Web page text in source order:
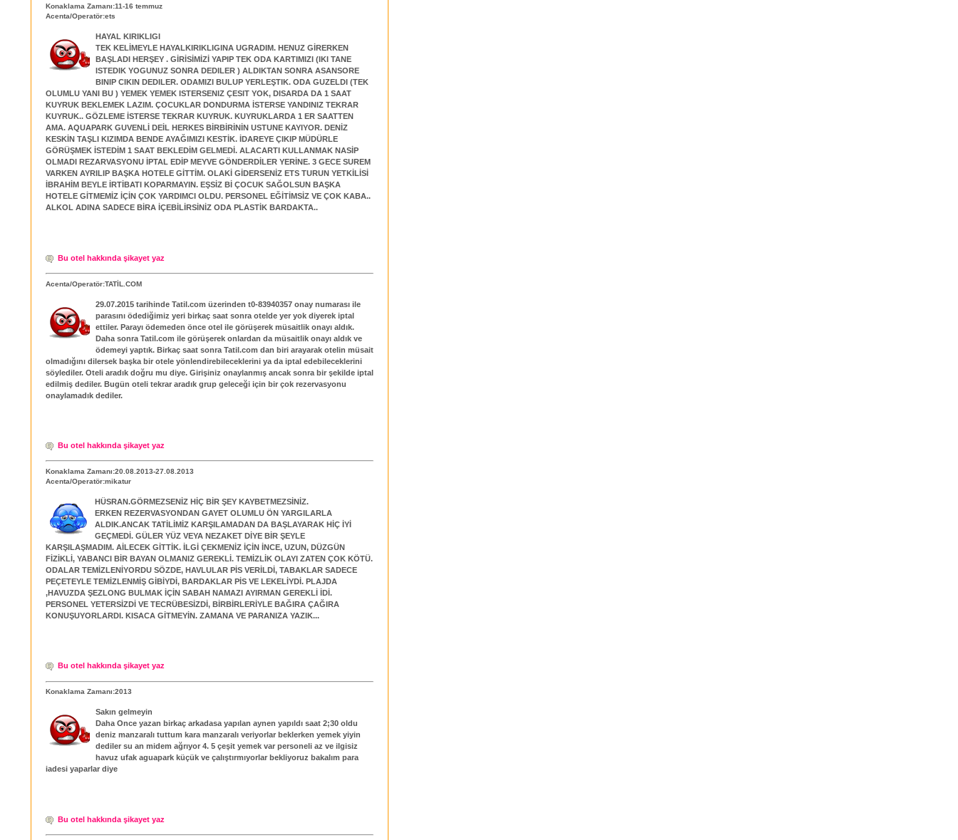
Konaklama Zamanı:11-16 temmuz
Acenta/Operatör:ets
HAYAL KIRIKLIGI
TEK KELİMEYLE HAYALKIRIKLIGINA UGRADIM. HENUZ GİRERKEN
BAŞLADI HERŞEY . GİRİSİMİZİ YAPIP TEK ODA KARTIMIZI (IKI TANE
ISTEDIK YOGUNUZ SONRA DEDILER ) ALDIKTAN SONRA ASANSORE
BINIP CIKIN DEDILER. ODAMIZI BULUP YERLEŞTIK. ODA GUZELDI (TEK
OLUMLU YANI BU ) YEMEK YEMEK ISTERSENIZ ÇESIT YOK, DISARDA DA 1 SAAT
KUYRUK BEKLEMEK LAZIM. ÇOCUKLAR DONDURMA İSTERSE YANDINIZ TEKRAR
KUYRUK.. GÖZLEME İSTERSE TEKRAR KUYRUK. KUYRUKLARDA 1 ER SAATTEN
AMA. AQUAPARK GUVENLİ DEİL HERKES BİRBİRİNİN USTUNE KAYIYOR. DENİZ
KESKİN TAŞLI KIZIMDA BENDE AYAĞIMIZI KESTİK. İDAREYE ÇIKIP MÜDÜRLE
GÖRÜŞMEK İSTEDİM 1 SAAT BEKLEDİM GELMEDİ. ALACARTI KULLANMAK NASİP
OLMADI REZARVASYONU İPTAL EDİP MEYVE GÖNDERDİLER YERİNE. 3 GECE SUREM
VARKEN AYRILIP BAŞKA HOTELE GİTTİM. OLAKİ GİDERSENİZ ETS TURUN YETKİLİSİ
İBRAHİM BEYLE İRTİBATI KOPARMAYIN. EŞSİZ Bİ ÇOCUK SAĞOLSUN BAŞKA
HOTELE GİTMEMİZ İÇİN ÇOK YARDIMCI OLDU. PERSONEL EĞİTİMSİZ VE ÇOK KABA..
ALKOL ADINA SADECE BİRA İÇEBİLİRSİNİZ ODA PLASTİK BARDAKTA..
Bu otel hakkında şikayet yaz
Acenta/Operatör:TATİL.COM
29.07.2015 tarihinde Tatil.com üzerinden t0-83940357 onay numarası ile
parasını ödediğimiz yeri birkaç saat sonra otelde yer yok diyerek iptal
ettiler. Parayı ödemeden önce otel ile görüşerek müsaitlik onayı aldık.
Daha sonra Tatil.com ile görüşerek onlardan da müsaitlik onayı aldık ve
ödemeyi yaptık. Birkaç saat sonra Tatil.com dan biri arayarak otelin müsait
olmadığını dilersek başka bir otele yönlendirebileceklerini ya da iptal edebileceklerini
söylediler. Oteli aradık doğru mu diye. Girişiniz onaylanmış ancak sonra bir şekilde iptal
edilmiş dediler. Bugün oteli tekrar aradık grup geleceği için bir çok rezervasyonu
onaylamadık dediler.
Bu otel hakkında şikayet yaz
Konaklama Zamanı:20.08.2013-27.08.2013
Acenta/Operatör:mikatur
HÜSRAN.GÖRMEZSENİZ HİÇ BİR ŞEY KAYBETMEZSİNİZ.
ERKEN REZERVASYONDAN GAYET OLUMLU ÖN YARGILARLA
ALDIK.ANCAK TATİLİMİZ KARŞILAMADAN DA BAŞLAYARAK HİÇ İYİ
GEÇMEDİ. GÜLER YÜZ VEYA NEZAKET DİYE BİR ŞEYLE
KARŞILAŞMADIM. AİLECEK GİTTİK. İLGİ ÇEKMENİZ İÇİN İNCE, UZUN, DÜZGÜN
FİZİKLİ, YABANCI BİR BAYAN OLMANIZ GEREKLİ. TEMİZLİK OLAYI ZATEN ÇOK KÖTÜ.
ODALAR TEMİZLENİYORDU SÖZDE, HAVLULAR PİS VERİLDİ, TABAKLAR SADECE
PEÇETEYLE TEMİZLENMİŞ GİBİYDİ, BARDAKLAR PİS VE LEKELİYDİ. PLAJDA
,HAVUZDA ŞEZLONG BULMAK İÇİN SABAH NAMAZI AYIRMAN GEREKLİ İDİ.
PERSONEL YETERSİZDİ VE TECRÜBESİZDİ, BİRBİRLERİYLE BAĞIRA ÇAĞIRA
KONUŞUYORLARDI. KISACA GİTMEYİN. ZAMANA VE PARANIZA YAZIK...
Bu otel hakkında şikayet yaz
Konaklama Zamanı:2013
Sakın gelmeyin
Daha Once yazan birkaç arkadasa yapılan aynen yapıldı saat 2;30 oldu
deniz manzaralı tuttum kara manzaralı veriyorlar beklerken yemek yiyin
dediler su an midem ağrıyor 4. 5 çeşit yemek var personeli az ve ilgisiz
havuz ufak aguapark küçük ve çalıştırmıyorlar bekliyoruz bakalım para
iadesi yaparlar diye
Bu otel hakkında şikayet yaz